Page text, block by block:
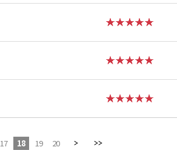
17 18 19 20